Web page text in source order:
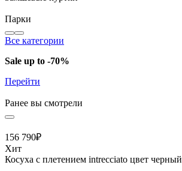
Парки
Все категории
Sale up to -70%
Перейти
Ранее вы смотрели
156 790₽
Хит
Косуха с плетением intrecciato цвет черный